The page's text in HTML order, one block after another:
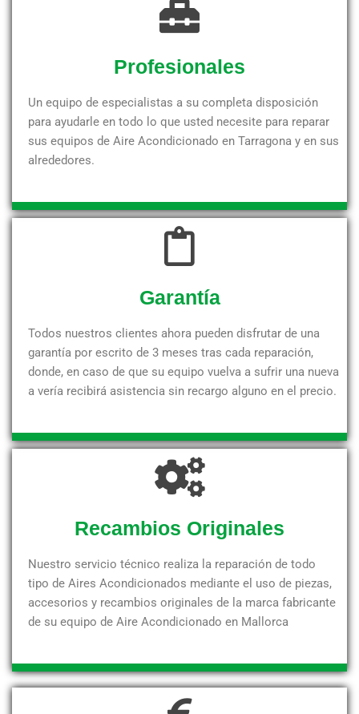
Profesionales
Un equipo de especialistas a su completa disposición
para ayudarle en todo lo que usted necesite para reparar
sus equipos de Aire Acondicionado en Tarragona y en sus
alrededores.
Garantía
Todos nuestros clientes ahora pueden disfrutar de una
garantía por escrito de 3 meses tras cada reparación,
donde, en caso de que su equipo vuelva a sufrir una nueva
a vería recibirá asistencia sin recargo alguno en el precio.
Recambios Originales
Nuestro servicio técnico realiza la reparación de todo
tipo de Aires Acondicionados mediante el uso de piezas,
accesorios y recambios originales de la marca fabricante
de su equipo de Aire Acondicionado en Mallorca